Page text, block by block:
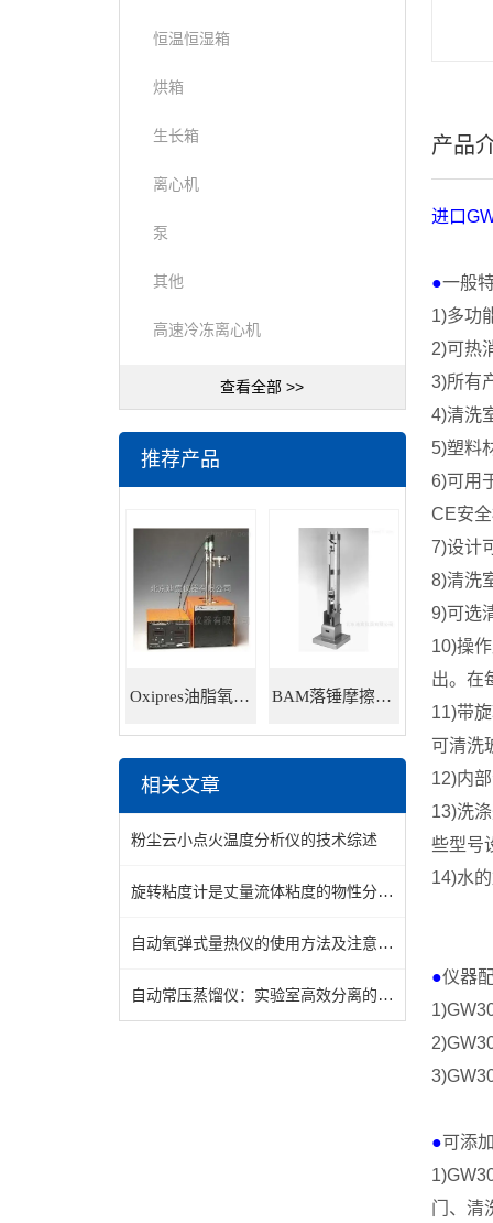
恒温恒湿箱
烘箱
生长箱
离心机
泵
其他
高速冷冻离心机
查看全部 >>
推荐产品
Oxipres油脂氧化稳定性仪 BAM落锤摩擦感度仪
相关文章
粉尘云小点火温度分析仪的技术综述
旋转粘度计是丈量流体粘度的物性分析仪器
自动氧弹式量热仪的使用方法及注意事项
自动常压蒸馏仪：实验室高效分离的智能核心设备
产品
进口
●一般
1)多功
2)可热
3)所有
4)清洗
5)塑料
6)可用
CE安
7)设计
8)清洗
9)可选
10)操
出。在
11)带
可清洗
12)内
13)洗
些型号
14)水
●仪器
1)
2)
3)
●可添
1)
门、清